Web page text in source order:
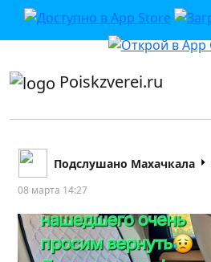
приложении или в VK">
Poiskzverei.ru
Подслушано Махачкала
08 марта 14:27